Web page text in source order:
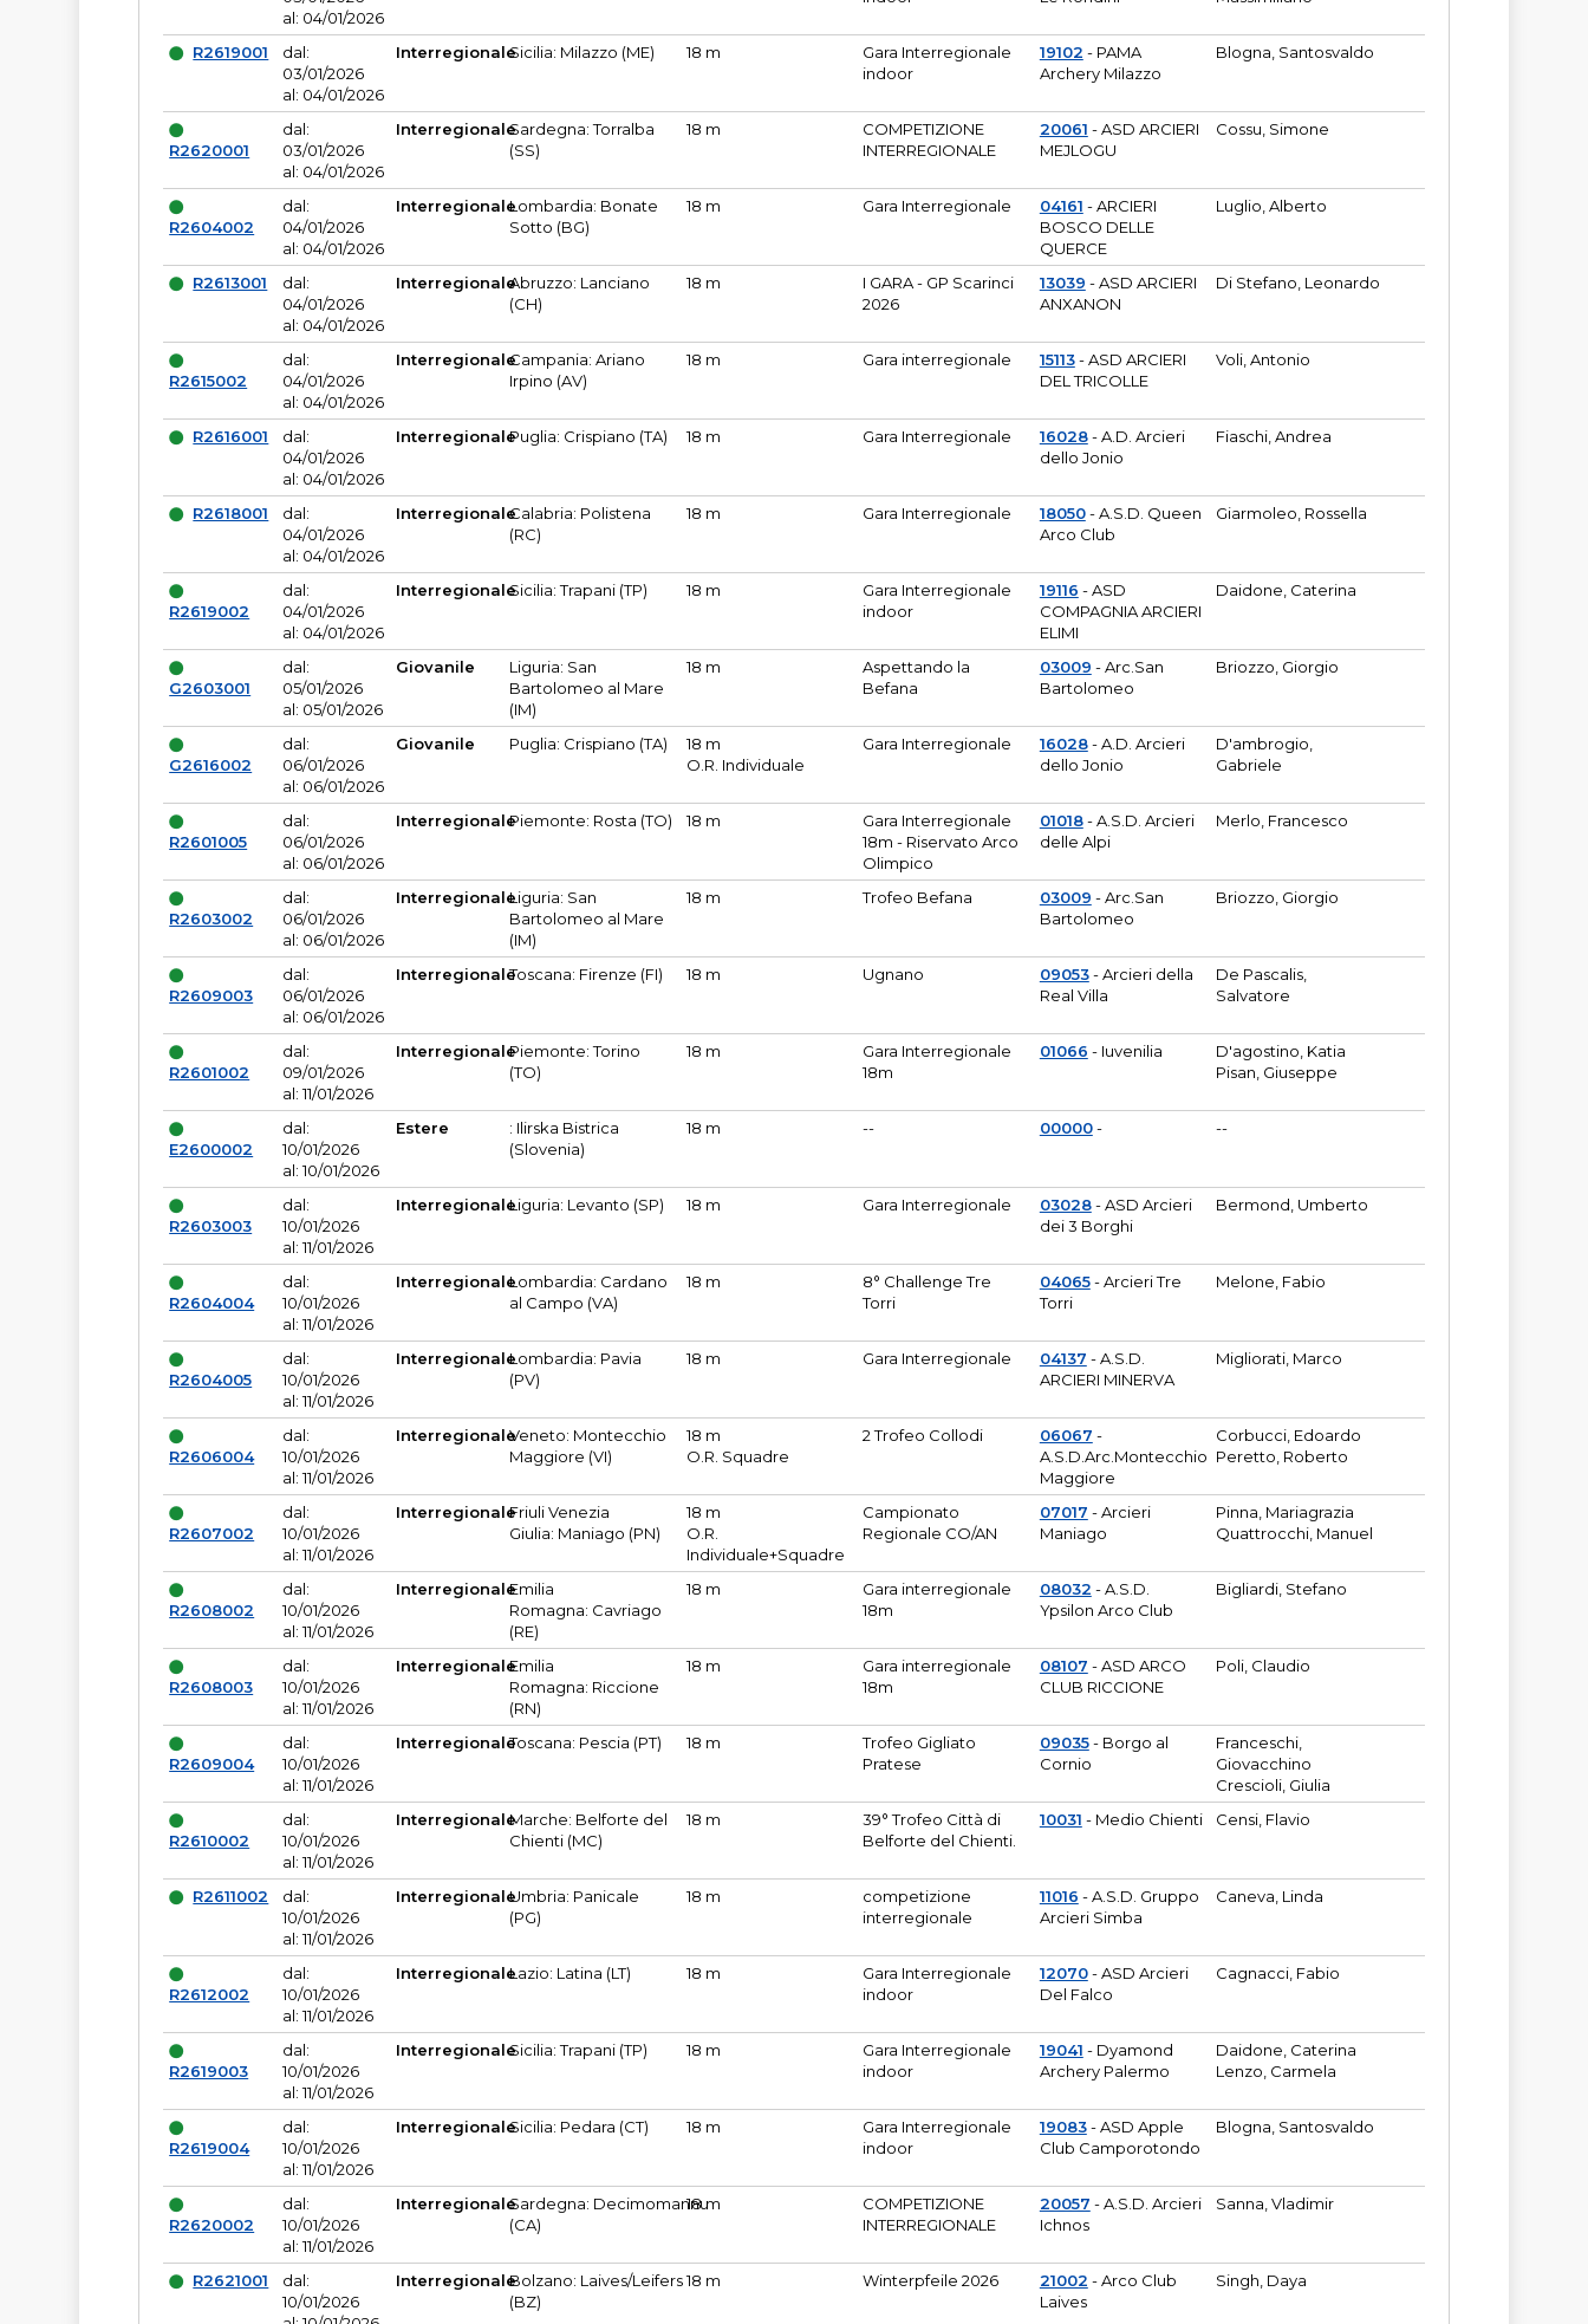
al: 04/01/2026
R2619001
dal:
03/01/2026
al: 04/01/2026
InterregionaleSicilia: Milazzo (ME) 18 m
Gara Interregionale
indoor
19102 - PAMA
Archery Milazzo
Blogna, Santosvaldo
R2620001
dal:
03/01/2026
al: 04/01/2026
InterregionaleSardegna: Torralba
(SS)
18 m
COMPETIZIONE
INTERREGIONALE
20061 - ASD ARCIERI
MEJLOGU
Cossu, Simone
R2604002
dal:
04/01/2026
al: 04/01/2026
InterregionaleLombardia: Bonate
Sotto (BG)
18 m Gara Interregionale 04161 - ARCIERI
BOSCO DELLE
QUERCE
Luglio, Alberto
R2613001
dal:
04/01/2026
al: 04/01/2026
InterregionaleAbruzzo: Lanciano
(CH)
18 m
I GARA - GP Scarinci
2026
13039 - ASD ARCIERI
ANXANON
Di Stefano, Leonardo
R2615002
dal:
04/01/2026
al: 04/01/2026
InterregionaleCampania: Ariano
Irpino (AV)
18 m Gara interregionale 15113- ASD ARCIERI
DEL TRICOLLE
Voli, Antonio
R2616001
dal:
04/01/2026
al: 04/01/2026
InterregionalePuglia: Crispiano (TA) 18 m Gara Interregionale 16028- A.D. Arcieri
dello Jonio
Fiaschi, Andrea
R2618001
dal:
04/01/2026
al: 04/01/2026
InterregionaleCalabria: Polistena
(RC)
18 m Gara Interregionale 18050- A.S.D. Queen
Arco Club
Giarmoleo, Rossella
R2619002
dal:
04/01/2026
al: 04/01/2026
InterregionaleSicilia: Trapani (TP) 18 m
Gara Interregionale
indoor
19116 - ASD
COMPAGNIA ARCIERI
ELIMI
Daidone, Caterina
G2603001
dal:
05/01/2026
al: 05/01/2026
Giovanile
Liguria: San
Bartolomeo al Mare
(IM)
18 m
Aspettando la
Befana
03009 - Arc.San
Bartolomeo
Briozzo, Giorgio
G2616002
dal:
06/01/2026
al: 06/01/2026
Giovanile Puglia: Crispiano (TA)
18 m
O.R. Individuale
Gara Interregionale 16028- A.D. Arcieri
dello Jonio
D'ambrogio,
Gabriele
R2601005
dal:
06/01/2026
al: 06/01/2026
InterregionalePiemonte: Rosta (TO) 18 m
Gara Interregionale
18m - Riservato Arco
Olimpico
01018- A.S.D. Arcieri
delle Alpi
Merlo, Francesco
R2603002
dal:
06/01/2026
al: 06/01/2026
InterregionaleLiguria: San
Bartolomeo al Mare
(IM)
18 m Trofeo Befana 03009 - Arc.San
Bartolomeo
Briozzo, Giorgio
R2609003
dal:
06/01/2026
al: 06/01/2026
InterregionaleToscana: Firenze (FI) 18 m Ugnano 09053- Arcieri della
Real Villa
De Pascalis,
Salvatore
R2601002
dal:
09/01/2026
al: 11/01/2026
InterregionalePiemonte: Torino
(TO)
18 m
Gara Interregionale
18m
01066 - Iuvenilia
D'agostino, Katia
Pisan, Giuseppe
E2600002
dal:
10/01/2026
al: 10/01/2026
Estere
: Ilirska Bistrica
(Slovenia)
18 m -- 00000- --
R2603003
dal:
10/01/2026
al: 11/01/2026
InterregionaleLiguria: Levanto (SP) 18 m Gara Interregionale 03028- ASD Arcieri
dei 3 Borghi
Bermond, Umberto
R2604004
dal:
10/01/2026
al: 11/01/2026
InterregionaleLombardia: Cardano
al Campo (VA)
18 m
8° Challenge Tre
Torri
04065- Arcieri Tre
Torri
Melone, Fabio
R2604005
dal:
10/01/2026
al: 11/01/2026
InterregionaleLombardia: Pavia
(PV)
18 m Gara Interregionale 04137 - A.S.D.
ARCIERI MINERVA
Migliorati, Marco
R2606004
dal:
10/01/2026
al: 11/01/2026
InterregionaleVeneto: Montecchio
Maggiore (VI)
18 m
O.R. Squadre
2 Trofeo Collodi 06067 -
A.S.D.Arc.Montecchio
Maggiore
Corbucci, Edoardo
Peretto, Roberto
R2607002
dal:
10/01/2026
al: 11/01/2026
InterregionaleFriuli Venezia
Giulia: Maniago (PN)
18 m
O.R.
Individuale+Squadre
Campionato
Regionale CO/AN
07017 - Arcieri
Maniago
Pinna, Mariagrazia
Quattrocchi, Manuel
R2608002
dal:
10/01/2026
al: 11/01/2026
InterregionaleEmilia
Romagna: Cavriago
(RE)
18 m
Gara interregionale
18m
08032 - A.S.D.
Ypsilon Arco Club
Bigliardi, Stefano
R2608003
dal:
10/01/2026
al: 11/01/2026
InterregionaleEmilia
Romagna: Riccione
(RN)
18 m
Gara interregionale
18m
08107 - ASD ARCO
CLUB RICCIONE
Poli, Claudio
R2609004
dal:
10/01/2026
al: 11/01/2026
InterregionaleToscana: Pescia (PT) 18 m
Trofeo Gigliato
Pratese
09035- Borgo al
Cornio
Franceschi,
Giovacchino
Crescioli, Giulia
R2610002
dal:
10/01/2026
al: 11/01/2026
InterregionaleMarche: Belforte del
Chienti (MC)
18 m
39° Trofeo Città di
Belforte del Chienti.
10031 - Medio Chienti Censi, Flavio
R2611002
dal:
10/01/2026
al: 11/01/2026
InterregionaleUmbria: Panicale
(PG)
18 m
competizione
interregionale
11016 - A.S.D. Gruppo
Arcieri Simba
Caneva, Linda
R2612002
dal:
10/01/2026
al: 11/01/2026
InterregionaleLazio: Latina (LT) 18 m
Gara Interregionale
indoor
12070- ASD Arcieri
Del Falco
Cagnacci, Fabio
R2619003
dal:
10/01/2026
al: 11/01/2026
InterregionaleSicilia: Trapani (TP) 18 m
Gara Interregionale
indoor
19041 - Dyamond
Archery Palermo
Daidone, Caterina
Lenzo, Carmela
R2619004
dal:
10/01/2026
al: 11/01/2026
InterregionaleSicilia: Pedara (CT) 18 m
Gara Interregionale
indoor
19083- ASD Apple
Club Camporotondo
Blogna, Santosvaldo
R2620002
dal:
10/01/2026
al: 11/01/2026
InterregionaleSardegna: Decimomannu
(CA)
18 m
COMPETIZIONE
INTERREGIONALE
20057 - A.S.D. Arcieri
Ichnos
Sanna, Vladimir
R2621001
dal:
10/01/2026
InterregionaleBolzano: Laives/Leifers
(BZ)
18 m Winterpfeile 2026 21002 - Arco Club
Laives
Singh, Daya